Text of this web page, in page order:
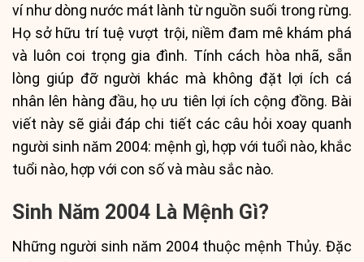
ví như dòng nước mát lành từ nguồn suối trong rừng.
Họ sở hữu trí tuệ vượt trội, niềm đam mê khám phá
và luôn coi trọng gia đình. Tính cách hòa nhã, sẵn
lòng giúp đỡ người khác mà không đặt lợi ích cá
nhân lên hàng đầu, họ ưu tiên lợi ích cộng đồng. Bài
viết này sẽ giải đáp chi tiết các câu hỏi xoay quanh
người sinh năm 2004: mệnh gì, hợp với tuổi nào, khắc
tuổi nào, hợp với con số và màu sắc nào.
Sinh Năm 2004 Là Mệnh Gì?
Những người sinh năm 2004 thuộc mệnh Thủy. Đặc